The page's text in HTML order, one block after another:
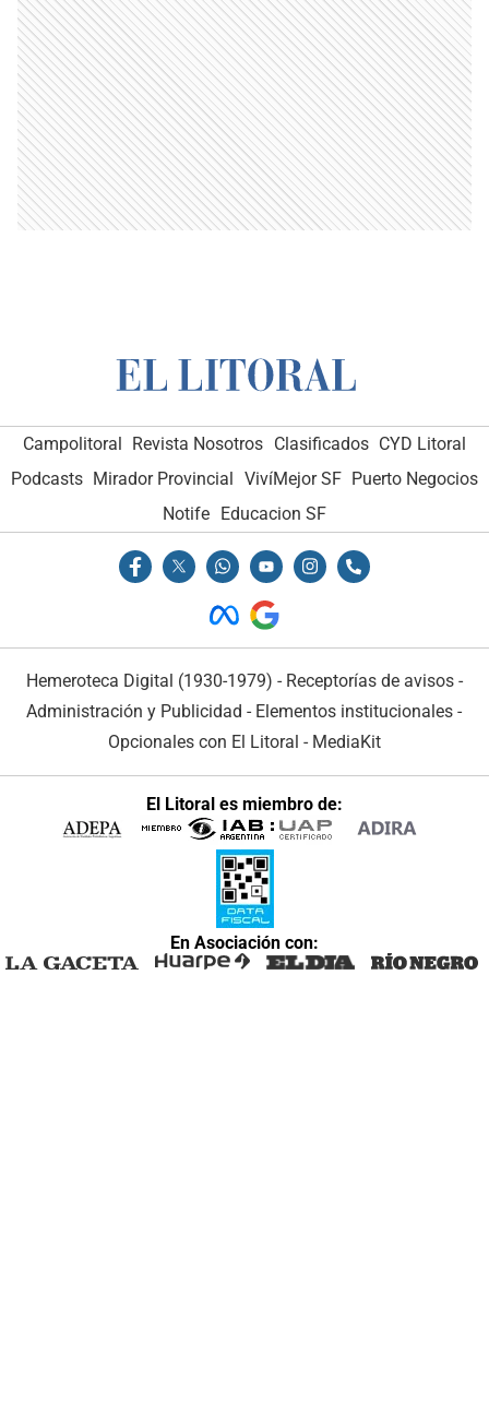
Campolitoral Revista Nosotros Clasificados CYD Litoral
Podcasts Mirador Provincial VivíMejor SF Puerto Negocios
Notife Educacion SF
Hemeroteca Digital (1930-1979) - Receptorías de avisos -
Administración y Publicidad - Elementos institucionales -
Opcionales con El Litoral - MediaKit
El Litoral es miembro de:
En Asociación con: